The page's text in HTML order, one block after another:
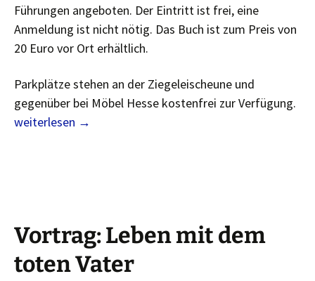
Führungen angeboten. Der Eintritt ist frei, eine
Anmeldung ist nicht nötig. Das Buch ist zum Preis von
20 Euro vor Ort erhältlich.
Parkplätze stehen an der Ziegeleischeune und
gegenüber bei Möbel Hesse kostenfrei zur Verfügung.
Ausstellung: Die ehemaligen Ziegeleien im heutigen
weiterlesen →
Vortrag: Leben mit dem
toten Vater